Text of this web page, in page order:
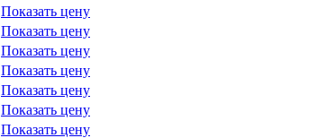
Показать цену
Показать цену
Показать цену
Показать цену
Показать цену
Показать цену
Показать цену